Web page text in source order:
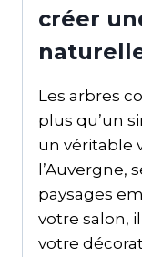
créer
Les arbres
plus qu’un
un véritable
l’Auvergne,
paysages
votre salon,
votre